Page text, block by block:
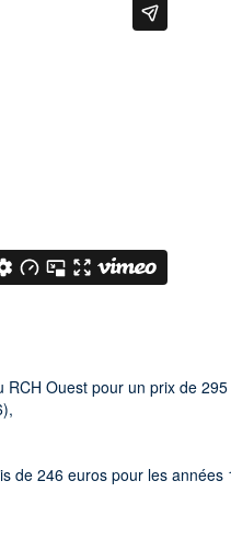
RCH Ouest pour un prix de
de 246 euros pour les années